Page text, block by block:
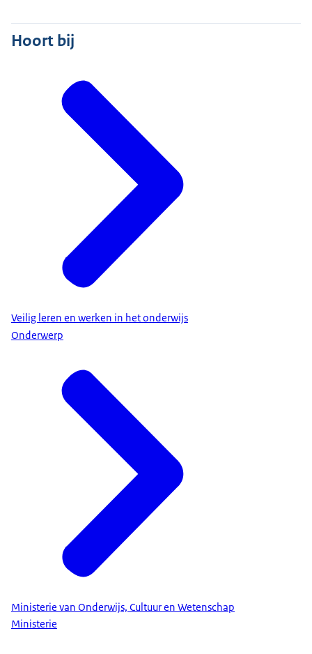
Hoort bij
Veilig leren en werken in het onderwijs
Onderwerp
Ministerie van Onderwijs, Cultuur en Wetenschap
Ministerie